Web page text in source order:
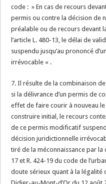
code : » En cas de recours
permis ou contre la décision de
préalable ou de recours devant
l’article L. 480-13, le délai de
suspendu jusqu’au prononcé
irrévocable « .
7. Il résulte de la combinaison
si la délivrance d’un permis de
effet de faire courir à nouveau
construire initial, le recours
de ce permis modificatif suspend
décision juridictionnelle
tiré de la méconnaissance par la
17 et R. 424-19 du code de
doute sérieux quant à la légalité